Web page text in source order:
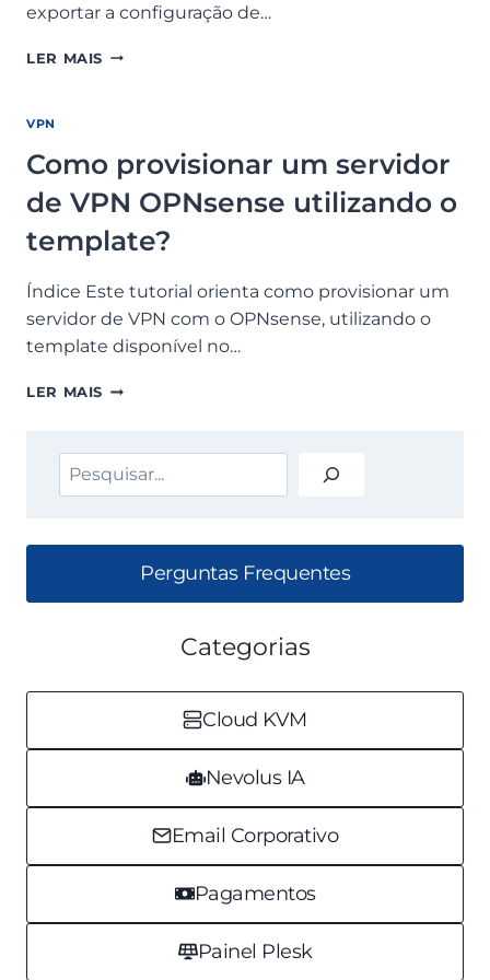
exportar a configuração de…
LER MAIS COMO
CONFIGURAÇÃO
DO
USUÁRIO
DE
VPN
VPN
Como provisionar um servidor
de VPN OPNsense utilizando o
template?
Índice Este tutorial orienta como provisionar um
servidor de VPN com o OPNsense, utilizando o
template disponível no…
LER MAIS COMO
SERVIDOR
DE
VPN
TEMPLATE?
Pesquisar
Perguntas Frequentes
Categorias
Cloud KVM
Nevolus IA
Email Corporativo
Pagamentos
Painel Plesk